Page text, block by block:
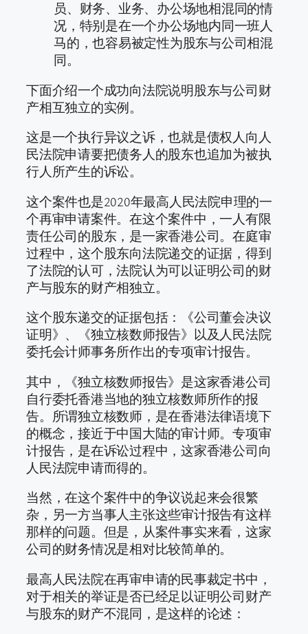
员、财务、业务、办公场地相混同的情
况，特别是在一个办公场地内同一班人
马的，也容易被定性为股东与公司相混
同。
下面介绍一个成功向法院说明股东与公司财
产相互独立的实例。
这是一个执行异议之诉，也就是债权人向人
民法院申请要把债务人的股东也追加为被执
行人所产生的诉讼。
这个案件也是2020年最高人民法院申理的一
个再审申请案件。在这个案件中，一人有限
责任公司的股东，是一家香港公司。在庭审
过程中，这个股东向法院递交的证据，得到
了法院的认可，法院认为可以证明公司的财
产与股东的财产相独立。
这个股东递交的证据包括：《公司董会决议
证明》、《独立核数师报告》以及人民法院
委托会计师事务所作出的专项审计报告。
其中，《独立核数师报告》是这家香港公司
自行委托香港当地的独立核数师所作的报
告。所谓独立核数师，是在香港法律语境下
的概念，接近于中国大陆的审计师。专项审
计报告，是在诉讼过程中，这家香港公司向
人民法院申请而得的。
当然，在这个案件中的争议说起来会很繁
杂，另一方当事人主张这些审计报告有这样
那样的问题。但是，从案件事实来看，这家
公司的财务情况是相对比较简单的。
最高人民法院在再审申请的民事裁定书中，
对于相关的举证是否已经足以证明公司财产
与股东的财产不混同，是这样的论述：